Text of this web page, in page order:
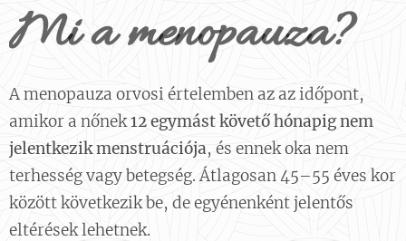
Mi a menopauza?
A menopauza orvosi értelemben az az időpont,
amikor a nőnek12 egymást követő hónapig nem
jelentkezik menstruációja, és ennek oka nem
terhesség vagy betegség. Átlagosan 45–55 éves kor
között következik be, de egyénenként jelentős
eltérések lehetnek.